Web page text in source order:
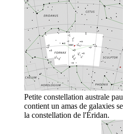
Petite constellation australe
contient un amas de galaxies
la constellation de l'Éridan.